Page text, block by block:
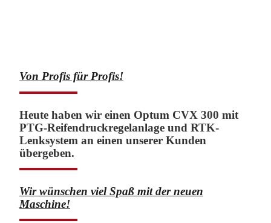
Von Profis für Profis!
Heute haben wir einen Optum CVX 300 mit
PTG-Reifendruckregelanlage und RTK-
Lenksystem an einen unserer Kunden
übergeben.
Wir wünschen viel Spaß mit der neuen
Maschine!